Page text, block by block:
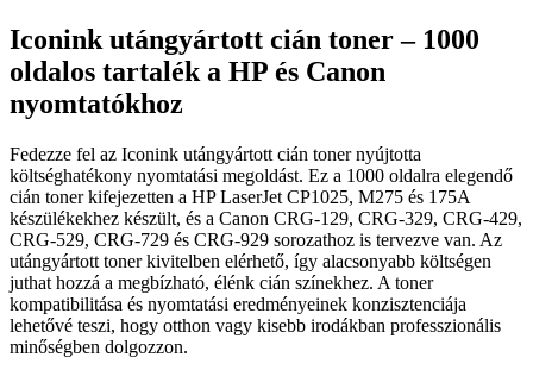
Iconink utángyártott cián toner – 1000
oldalos tartalék a HP és Canon
nyomtatókhoz
Fedezze fel az Iconink utángyártott cián toner nyújtotta
költséghatékony nyomtatási megoldást. Ez a 1000 oldalra elegendő
cián toner kifejezetten a HP LaserJet CP1025, M275 és 175A
készülékekhez készült, és a Canon CRG-129, CRG-329, CRG-429,
CRG-529, CRG-729 és CRG-929 sorozathoz is tervezve van. Az
utángyártott toner kivitelben elérhető, így alacsonyabb költségen
juthat hozzá a megbízható, élénk cián színekhez. A toner
kompatibilitása és nyomtatási eredményeinek konzisztenciája
lehetővé teszi, hogy otthon vagy kisebb irodákban professzionális
minőségben dolgozzon.